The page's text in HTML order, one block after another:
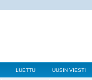
LUETTU UUSIN VIESTI